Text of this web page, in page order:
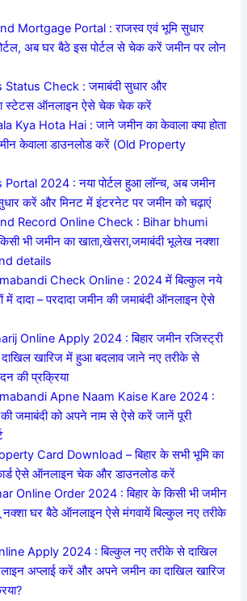
Mortgage Portal : राजस्व एवं भूमि सुधार
अब घर बैठे इस पोर्टल से चेक करें जमीन पर लोन
Status Check : जमाबंदी सुधार और
स्टेटस ऑनलाइन ऐसे चेक चेक करें
Kya Hota Hai : जाने जमीन का केवाला क्या होता
केवाला डाउनलोड करें (Old Property
2024 : नया पोर्टल हुआ लॉन्च, अब जमीन
करें और मिनट में इंटरनेट पर जमीन को चढ़ाएं
Record Online Check : Bihar bhumi
भी जमीन का खाता,खेसरा,जमाबंदी भूलेख नक्शा
details
Check Online : 2024 में बिल्कुल नये
दादा – परदादा जमीन की जमाबंदी ऑनलाइन ऐसे
Online Apply 2024 : बिहार जमीन रजिस्ट्री
खारिज में हुआ बदलाव जाने नए तरीके से
की प्रक्रिया
Apne Naam Kaise Kare 2024 :
की जमाबंदी को अपने नाम से ऐसे करें जानें पूरी
Card Download – बिहार के सभी भूमि का
कार्ड ऐसे ऑनलाइन चेक और डाउनलोड करें
Online Order 2024 : बिहार के किसी भी जमीन
घर बैठे ऑनलाइन ऐसे मंगवायें बिल्कुल नए तरीके
Apply 2024 : बिल्कुल नए तरीके से दाखिल
अप्लाई करें और अपने जमीन का दाखिल खारिज